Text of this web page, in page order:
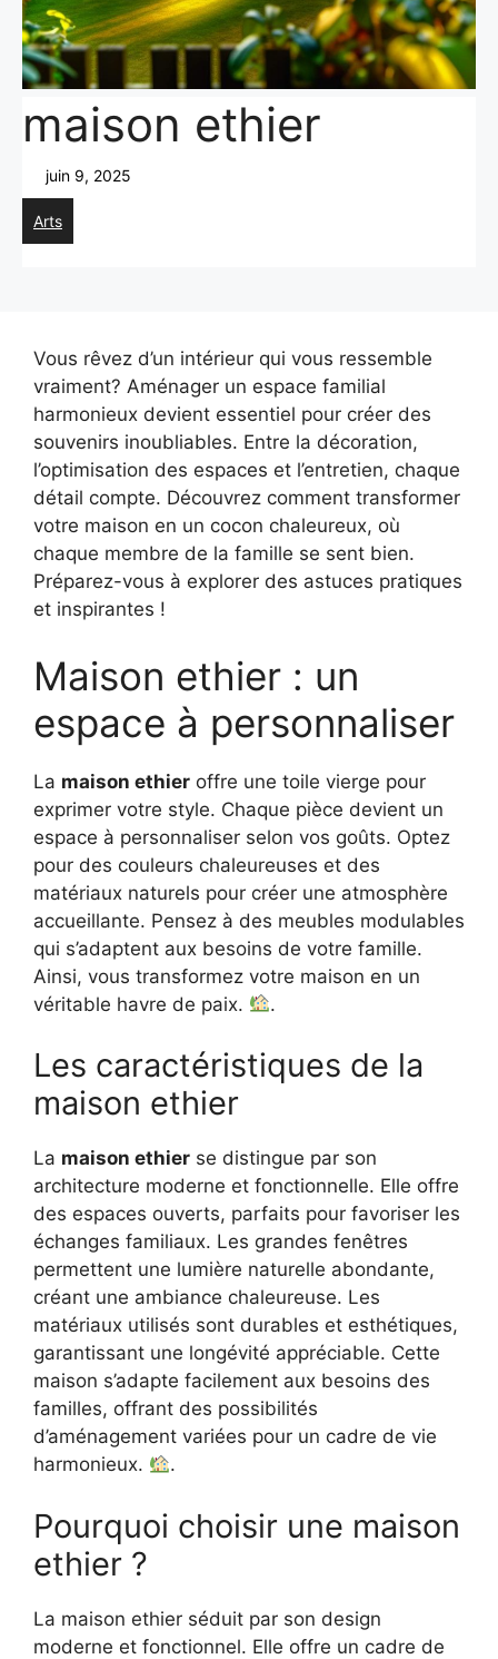
maison ethier
juin 9, 2025
Arts
Vous rêvez d’un intérieur qui vous ressemble
vraiment? Aménager un espace familial
harmonieux devient essentiel pour créer des
souvenirs inoubliables. Entre la décoration,
l’optimisation des espaces et l’entretien, chaque
détail compte. Découvrez comment transformer
votre maison en un cocon chaleureux, où
chaque membre de la famille se sent bien.
Préparez-vous à explorer des astuces pratiques
et inspirantes !
Maison ethier : un
espace à personnaliser
La maison ethier offre une toile vierge pour
exprimer votre style. Chaque pièce devient un
espace à personnaliser selon vos goûts. Optez
pour des couleurs chaleureuses et des
matériaux naturels pour créer une atmosphère
accueillante. Pensez à des meubles modulables
qui s’adaptent aux besoins de votre famille.
Ainsi, vous transformez votre maison en un
véritable havre de paix.
.
Les caractéristiques de la
maison ethier
La maison ethier se distingue par son
architecture moderne et fonctionnelle. Elle offre
des espaces ouverts, parfaits pour favoriser les
échanges familiaux. Les grandes fenêtres
permettent une lumière naturelle abondante,
créant une ambiance chaleureuse. Les
matériaux utilisés sont durables et esthétiques,
garantissant une longévité appréciable. Cette
maison s’adapte facilement aux besoins des
familles, offrant des possibilités
d’aménagement variées pour un cadre de vie
harmonieux.
.
Pourquoi choisir une maison
ethier ?
La maison ethier séduit par son design
moderne et fonctionnel. Elle offre un cadre de